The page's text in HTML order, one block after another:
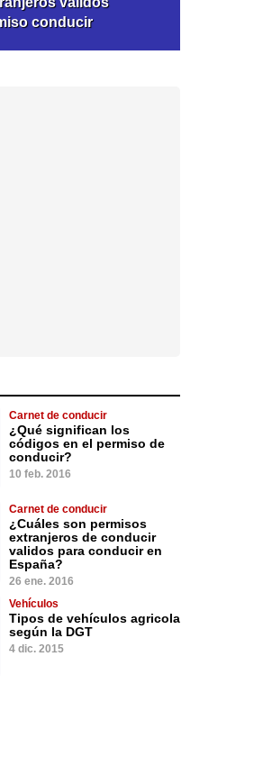
conducir
Carnet de conducir
¿Qué significan los
códigos en el permiso de
conducir?
10 feb. 2016
Carnet de conducir
¿Cuáles son permisos
extranjeros de conducir
validos para conducir en
España?
26 ene. 2016
Vehículos
Tipos de vehículos agricola
según la DGT
4 dic. 2015